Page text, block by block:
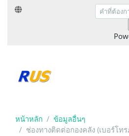
หน้าหลัก
ข้อมูลอื่นๆ
ช่องทางติดต่อกองคลัง (เบอร์โท